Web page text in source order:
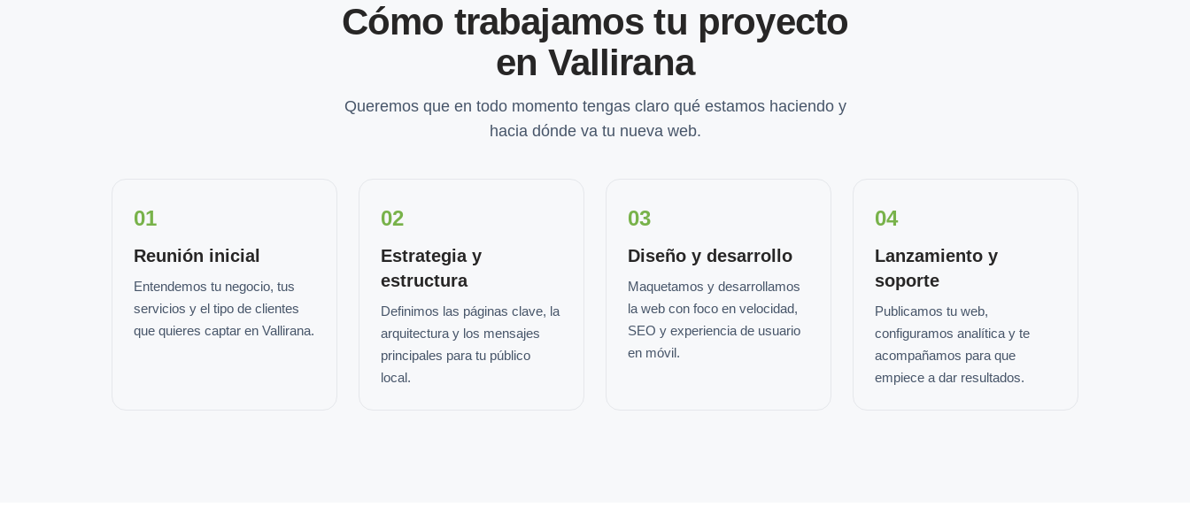
Cómo trabajamos tu proyecto
en Vallirana
Queremos que en todo momento tengas claro qué estamos haciendo y
hacia dónde va tu nueva web.
01
Reunión inicial
Entendemos tu negocio, tus
servicios y el tipo de clientes
que quieres captar en Vallirana.
02
Estrategia y
estructura
Definimos las páginas clave, la
arquitectura y los mensajes
principales para tu público
local.
03
Diseño y desarrollo
Maquetamos y desarrollamos
la web con foco en velocidad,
SEO y experiencia de usuario
en móvil.
04
Lanzamiento y
soporte
Publicamos tu web,
configuramos analítica y te
acompañamos para que
empiece a dar resultados.